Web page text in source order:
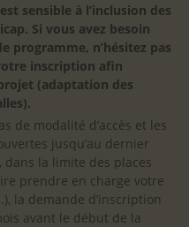
sensible à l’inclusion des
Si vous avez besoin
programme, n’hésitez pas
inscription afin
(adaptation des
de modalité d’accès et les
jusqu’au dernier
dans la limite des places
prendre en charge votre
la demande d’inscription
avant le début de la